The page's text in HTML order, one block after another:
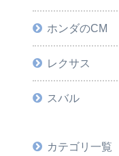
ホンダのCM
レクサス
スバル
カテゴリ一覧